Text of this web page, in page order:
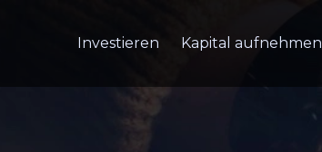
Investieren Kapital aufnehmen